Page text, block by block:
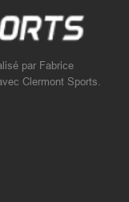
par Fabrice
Clermont Sports.